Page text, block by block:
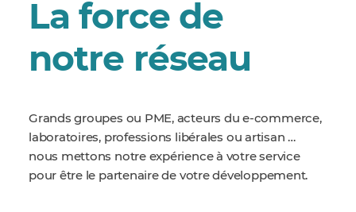
La force de
notre réseau
Grands groupes ou PME, acteurs du e-commerce,
laboratoires, professions libérales ou artisan…
nous mettons notre expérience à votre service
pour être le partenaire de votre développement.